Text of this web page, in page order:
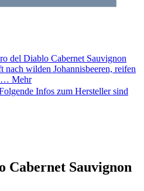
del Diablo Cabernet Sauvignon
wilden Johannisbeeren, reifen
Mehr
Infos zum Hersteller sind
Cabernet Sauvignon